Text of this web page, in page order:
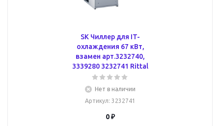
SK Чиллер для IT-
охлаждения 67 кВт,
взамен арт.3232740,
3339280 3232741 Rittal
Нет в наличии
Артикул: 3232741
0 ₽